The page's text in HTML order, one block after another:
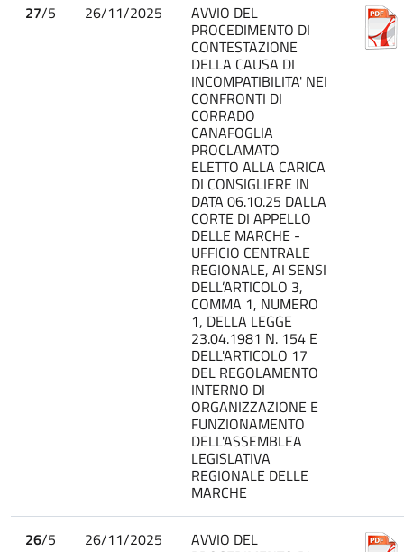
27/5 26/11/2025 AVVIO DEL
PROCEDIMENTO DI
CONTESTAZIONE
DELLA CAUSA DI
INCOMPATIBILITA' NEI
CONFRONTI DI
CORRADO
CANAFOGLIA
PROCLAMATO
ELETTO ALLA CARICA
DI CONSIGLIERE IN
DATA 06.10.25 DALLA
CORTE DI APPELLO
DELLE MARCHE -
UFFICIO CENTRALE
REGIONALE, AI SENSI
DELL’ARTICOLO 3,
COMMA 1, NUMERO
1, DELLA LEGGE
23.04.1981 N. 154 E
DELL'ARTICOLO 17
DEL REGOLAMENTO
INTERNO DI
ORGANIZZAZIONE E
FUNZIONAMENTO
DELL'ASSEMBLEA
LEGISLATIVA
REGIONALE DELLE
MARCHE
26/5 26/11/2025 AVVIO DEL